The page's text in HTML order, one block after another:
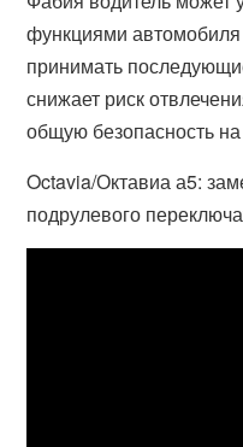
функциями
принимать
снижает риск
общую безопасность
Octavia/Октавиа а5:
подрулевого